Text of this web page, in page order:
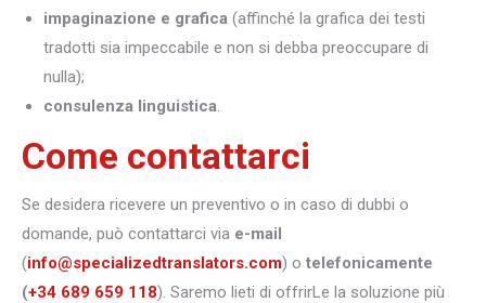
impaginazione e grafica (affinché la grafica dei testi
tradotti sia impeccabile e non si debba preoccupare di
nulla);
consulenza linguistica.
Come contattarci
Se desidera ricevere un preventivo o in caso di dubbi o
domande, può contattarci via e-mail
(info@specializedtranslators.com) o telefonicamente
(+34 689 659 118). Saremo lieti di offrirLe la soluzione più